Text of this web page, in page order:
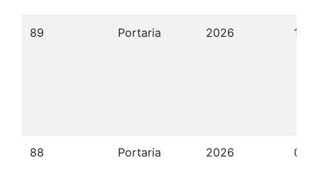
89 Portaria 2026 10/
88 Portaria 2026 09/